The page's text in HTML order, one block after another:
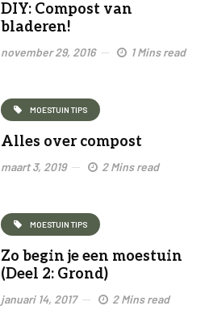
DIY: Compost van
bladeren!
november 29, 2016 1 Mins read
MOESTUIN TIPS
Alles over compost
maart 3, 2019 2 Mins read
MOESTUIN TIPS
Zo begin je een moestuin
(Deel 2: Grond)
januari 14, 2017 2 Mins read